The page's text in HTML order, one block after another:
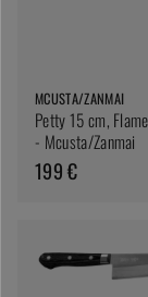
MCUSTA/ZANMAI
Petty 15 cm,
- Mcusta/Zanmai
199 €